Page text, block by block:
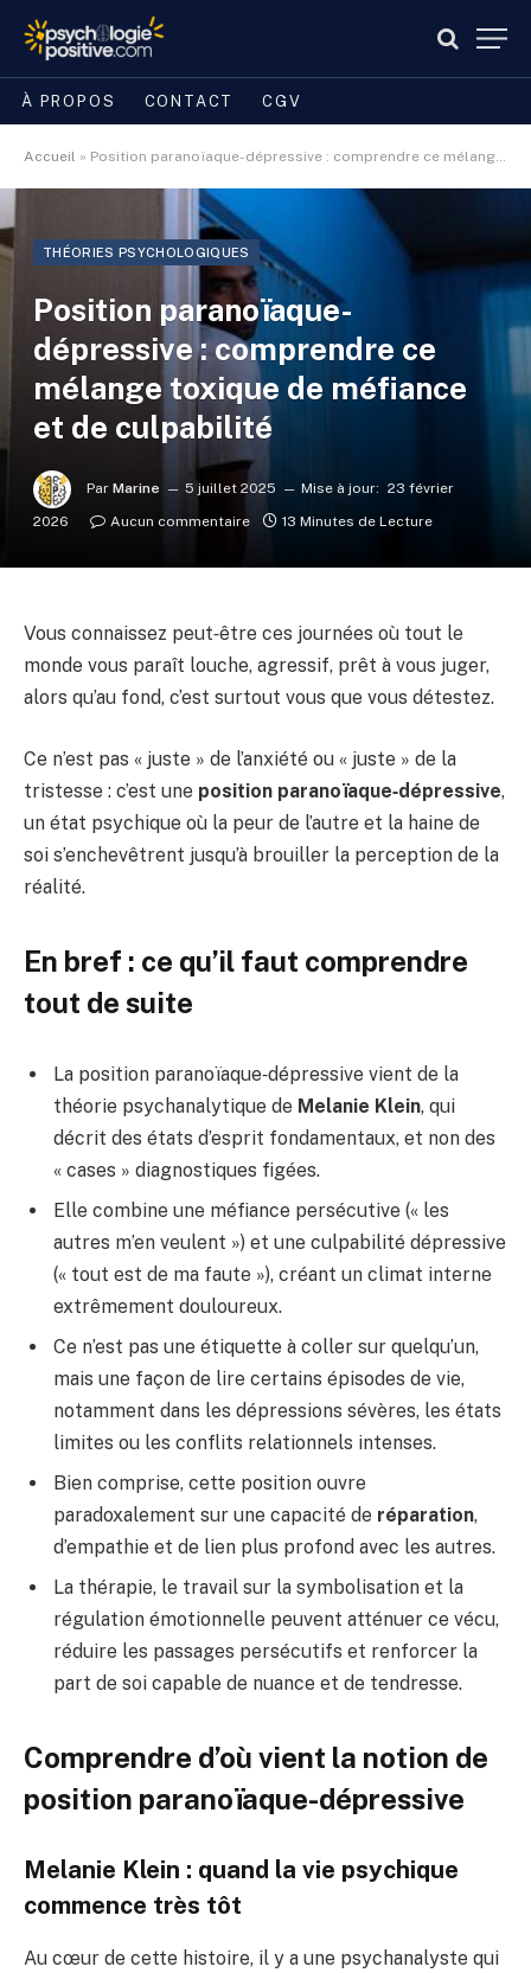
À PROPOS CONTACT CGV
Accueil » Position paranoïaque-dépressive : comprendre ce mélange toxique de méfiance et de culpabilité
THÉORIES PSYCHOLOGIQUES
Position paranoïaque-
dépressive : comprendre ce
mélange toxique de méfiance
et de culpabilité
Par Marine 5 juillet 2025 Mise à jour: 23 février
2026
Aucun commentaire 13 Minutes de Lecture
Vous connaissez peut‑être ces journées où tout le
monde vous paraît louche, agressif, prêt à vous juger,
alors qu’au fond, c’est surtout vous que vous détestez.
Ce n’est pas « juste » de l’anxiété ou « juste » de la
tristesse : c’est une position paranoïaque‑dépressive,
un état psychique où la peur de l’autre et la haine de
soi s’enchevêtrent jusqu’à brouiller la perception de la
réalité.
En bref : ce qu’il faut comprendre
tout de suite
La position paranoïaque‑dépressive vient de la
théorie psychanalytique de Melanie Klein, qui
décrit des états d’esprit fondamentaux, et non des
« cases » diagnostiques figées.
Elle combine une méfiance persécutive (« les
autres m’en veulent ») et une culpabilité dépressive
(« tout est de ma faute »), créant un climat interne
extrêmement douloureux.
Ce n’est pas une étiquette à coller sur quelqu’un,
mais une façon de lire certains épisodes de vie,
notamment dans les dépressions sévères, les états
limites ou les conflits relationnels intenses.
Bien comprise, cette position ouvre
paradoxalement sur une capacité de réparation,
d’empathie et de lien plus profond avec les autres.
La thérapie, le travail sur la symbolisation et la
régulation émotionnelle peuvent atténuer ce vécu,
réduire les passages persécutifs et renforcer la
part de soi capable de nuance et de tendresse.
Comprendre d’où vient la notion de
position paranoïaque-dépressive
Melanie Klein : quand la vie psychique
commence très tôt
Au cœur de cette histoire, il y a une psychanalyste qui